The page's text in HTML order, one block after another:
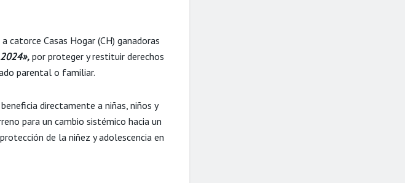
catorce Casas Hogar (CH) ganadoras
por proteger y restituir derechos
parental o familiar.
directamente a niñas, niños y
para un cambio sistémico hacia un
de la niñez y adolescencia en